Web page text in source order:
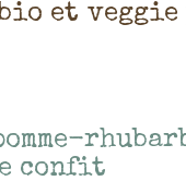
et veggie
confit